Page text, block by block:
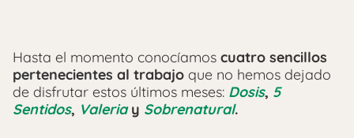
Hasta el momento conocíamos cuatro sencillos
pertenecientes al trabajo que no hemos dejado
de disfrutar estos últimos meses: Dosis, 5
Sentidos, Valeriay Sobrenatural.